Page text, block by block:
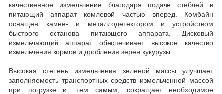
качественное измельчение благодаря подаче стеблей в
питающий аппарат комлевой частью вперед. Комбайн
оснащен камне- и металлодетектором и устройством
быстрого останова питающего аппарата. Дисковый
измельчающий аппарат обеспечивает высокое качество
измельчения кормов и дробления зерен кукурузы.
Высокая степень измельчения зеленой массы улучшает
заполняемость транспортных средств измельченной массой
при погрузке и, тем самым, сокращает необходимое